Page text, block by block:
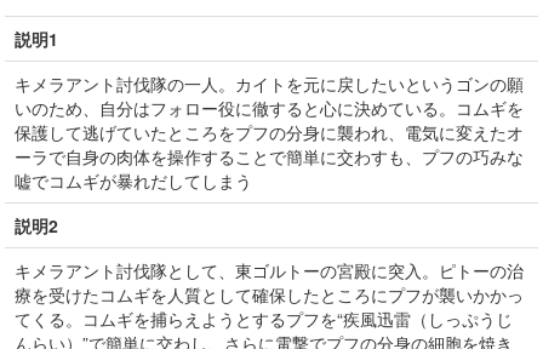
説明1
キメラアント討伐隊の一人。カイトを元に戻したいというゴンの願
いのため、自分はフォロー役に徹すると心に決めている。コムギを
保護して逃げていたところをプフの分身に襲われ、電気に変えたオ
ーラで自身の肉体を操作することで簡単に交わすも、プフの巧みな
嘘でコムギが暴れだしてしまう
説明2
キメラアント討伐隊として、東ゴルトーの宮殿に突入。ピトーの治
療を受けたコムギを人質として確保したところにプフが襲いかかっ
てくる。コムギを捕らえようとするプフを“疾風迅雷（しっぷうじ
んらい）”で簡単に交わし、さらに電撃でプフの分身の細胞を焼き